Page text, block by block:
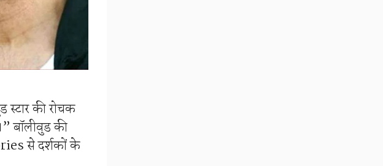
की रोचक
बॉलीवुड की
से दर्शकों के